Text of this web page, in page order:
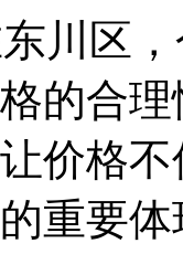
川区
的合
价格
重要